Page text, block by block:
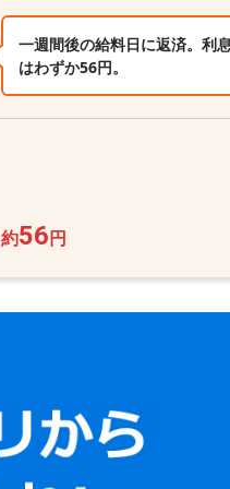
一週間後の給料日に返済。利
はわずか56円。
約56 円